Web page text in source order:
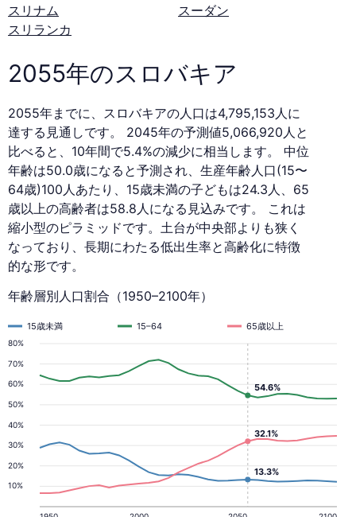
スリナム
スリランカ
スーダン
2055年のスロバキア
2055年までに、スロバキアの人口は4,795,153人に
達する見通しです。 2045年の予測値5,066,920人と
比べると、10年間で5.4%の減少に相当します。 中位
年齢は50.0歳になると予測され、生産年齢人口(15〜
64歳)100人あたり、15歳未満の子どもは24.3人、65
歳以上の高齢者は58.8人になる見込みです。 これは
縮小型のピラミッドです。土台が中央部よりも狭く
なっており、長期にわたる低出生率と高齢化に特徴
的な形です。
年齢層別人口割合（1950–2100年）
10%
20%
30%
40%
50%
60%
70%
80%
15歳未満 15–64 65歳以上
13.3%
32.1%
54.6%